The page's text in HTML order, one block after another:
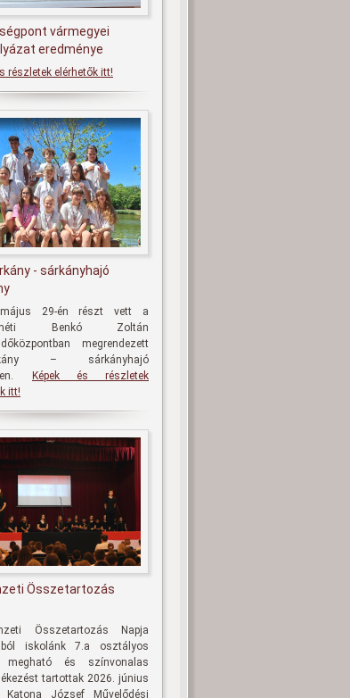
vármegyei
eredménye
részletek elérhetők itt!
- sárkányhajó
29-én részt vett a
Benkó Zoltán
megrendezett
– sárkányhajó
Képek és részletek
itt!
Összetartozás
Összetartozás Napja
iskolánk 7.a osztályos
megható és színvonalas
tartottak 2026. június
József Művelődési